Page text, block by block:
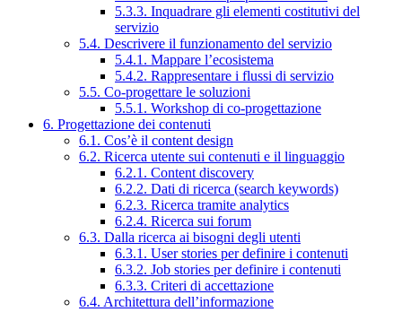
5.3.3. Inquadrare gli elementi costitutivi del
servizio
5.4. Descrivere il funzionamento del servizio
5.4.1. Mappare l’ecosistema
5.4.2. Rappresentare i flussi di servizio
5.5. Co-progettare le soluzioni
5.5.1. Workshop di co-progettazione
6. Progettazione dei contenuti
6.1. Cos’è il content design
6.2. Ricerca utente sui contenuti e il linguaggio
6.2.1. Content discovery
6.2.2. Dati di ricerca (search keywords)
6.2.3. Ricerca tramite analytics
6.2.4. Ricerca sui forum
6.3. Dalla ricerca ai bisogni degli utenti
6.3.1. User stories per definire i contenuti
6.3.2. Job stories per definire i contenuti
6.3.3. Criteri di accettazione
6.4. Architettura dell’informazione